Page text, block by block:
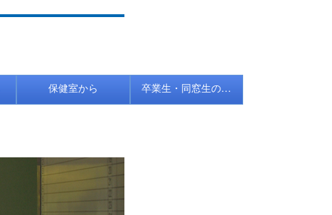
保健室から 卒業生・同窓生の皆さんへ